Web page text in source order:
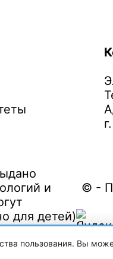
и
для детей)
© -
пользования. Вы